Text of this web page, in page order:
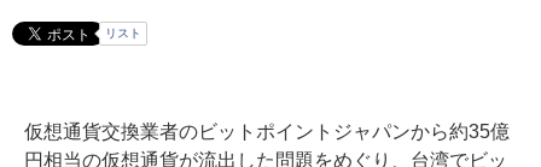
リスト
仮想通貨交換業者のビットポイントジャパンから約35億
円相当の仮想通貨が流出した問題をめぐり、台湾でビッ